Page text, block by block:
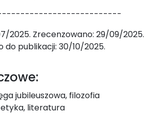
2025. Zrecenzowano: 29/09/2025.
do publikacji: 30/10/2025.
jubileuszowa, filozofia
literatura